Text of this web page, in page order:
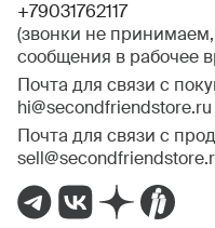
+79031762117
(звонки не
сообщения в рабочее
Почта для связи с
hi@secondfriendstore.ru
Почта для связи с